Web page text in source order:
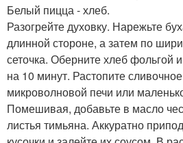
Белый пицца - хлеб.
Разогрейте духовку. Нарежьте
длинной стороне, а затем по
сеточка. Оберните хлеб фольгой
на 10 минут. Растопите
микроволновой печи или
Помешивая, добавьте в масло
листья тимьяна. Аккуратно